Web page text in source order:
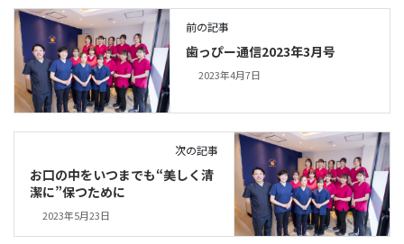
前の記事
歯っぴー通信2023年3月号
2023年4月7日
次の記事
お口の中をいつまでも“美しく清
潔に”保つために
2023年5月23日